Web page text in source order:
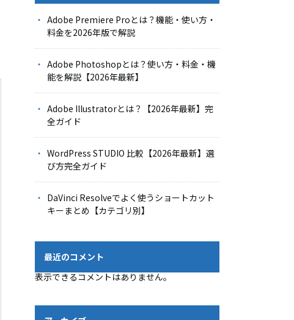
Adobe Premiere Proとは？機能・使い方・
料金を2026年版で解説
Adobe Photoshopとは？使い方・料金・機
能を解説【2026年最新】
Adobe Illustratorとは？【2026年最新】完
全ガイド
WordPress STUDIO 比較【2026年最新】選
び方完全ガイド
DaVinci Resolveでよく使うショートカット
キーまとめ【カテゴリ別】
最近のコメント
表示できるコメントはありません。